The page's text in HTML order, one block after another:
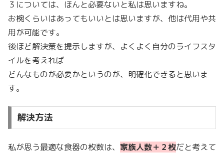
３については、ほんと必要ないと私は思いますね。
お椀くらいはあってもいいとは思いますが、他は代用や共
用が可能です。
後ほど解決策を提示しますが、よくよく自分のライフスタ
イルを考えれば
どんなものが必要かというのが、明確化できると思いま
す。
解決方法
私が思う最適な食器の枚数は、 家族人数＋２枚だと考えて